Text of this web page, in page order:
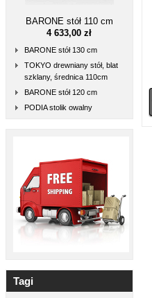
BARONE stół 110 cm
4 633,00 zł
BARONE stół 130 cm
TOKYO drewniany stół, blat
szklany, średnica 110cm
BARONE stół 120 cm
PODIA stolik owalny
Tagi